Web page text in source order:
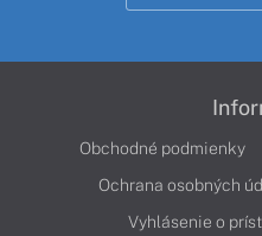
Obchodné podmienky
Ochrana osobných
Vyhlásenie o